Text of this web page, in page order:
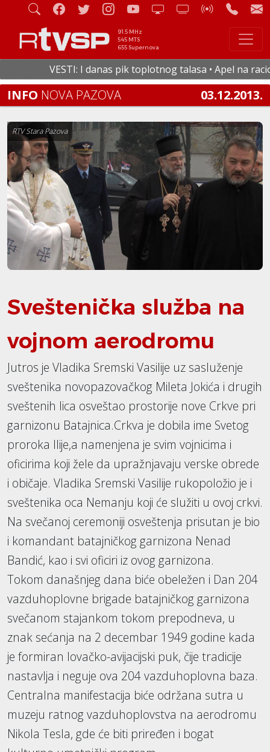
91.5 MHz
545 MTS
655 Supernova
VESTI: I danas pik toplotnog talasa • Apel na
INFO NOVA PAZOVA 03.12.2013.
RTV Stara Pazova
Sveštenička služba na
vojnom aerodromu
Jutros je Vladika Sremski Vasilije uz sasluženje
sveštenika novopazovačkog Mileta Jokića i drugih
sveštenih lica osveštao prostorije nove Crkve pri
garnizonu Batajnica.Crkva je dobila ime Svetog
proroka Ilije,a namenjena je svim vojnicima i
oficirima koji žele da upražnjavaju verske obrede
i običaje. Vladika Sremski Vasilije rukopoložio je i
sveštenika oca Nemanju koji će služiti u ovoj crkvi.
Na svečanoj ceremoniji osveštenja prisutan je bio
i komandant batajničkog garnizona Nenad
Bandić, kao i svi oficiri iz ovog garnizona.
Tokom današnjeg dana biće obeležen i Dan 204
vazduhoplovne brigade batajničkog garnizona
svečanom stajankom tokom prepodneva, u
znak sećanja na 2 decembar 1949 godine kada
je formiran lovačko-avijacijski puk, čije tradicije
nastavlja i neguje ova 204 vazduhoplovna baza.
Centralna manifestacija biće održana sutra u
muzeju ratnog vazduhoplovstva na aerodromu
Nikola Tesla, gde će biti priređen i bogat